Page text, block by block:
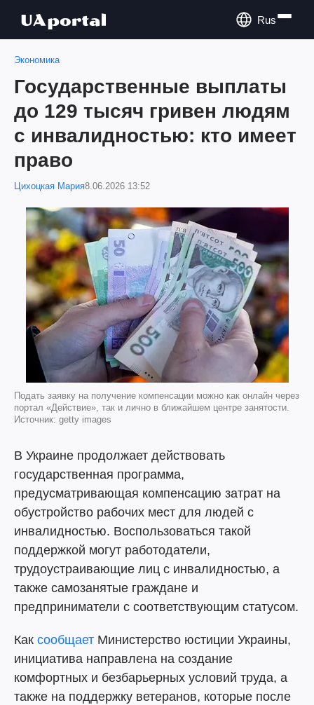
Rus
Экономика
Государственные выплаты
до 129 тысяч гривен людям
с инвалидностью: кто имеет
право
Цихоцкая Мария8.06.2026 13:52
Подать заявку на получение компенсации можно как онлайн через
портал «Действие», так и лично в ближайшем центре занятости.
Источник: getty images
В Украине продолжает действовать
государственная программа,
предусматривающая компенсацию затрат на
обустройство рабочих мест для людей с
инвалидностью. Воспользоваться такой
поддержкой могут работодатели,
трудоустраивающие лиц с инвалидностью, а
также самозанятые граждане и
предприниматели с соответствующим статусом.
Как сообщает Министерство юстиции Украины,
инициатива направлена на создание
комфортных и безбарьерных условий труда, а
также на поддержку ветеранов, которые после